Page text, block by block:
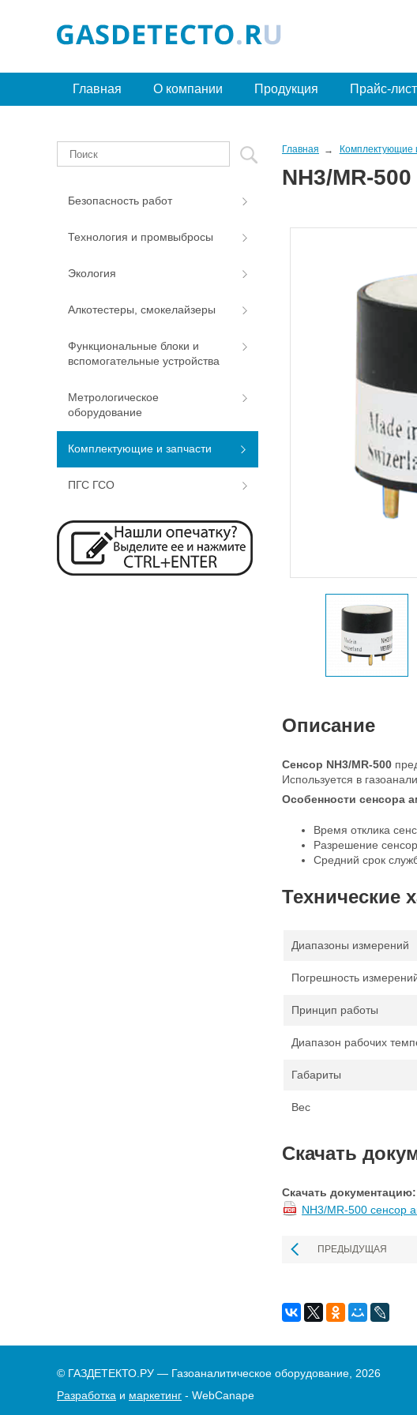
Главная О компании Продукция Прайс-лист
Главная Комплектующие
NH3/MR-
Описание
Сенсор NH3/MR-500
Используется в
Особенности сенсора
Время отклика
Разрешение
Средний срок
Технические
Диапазоны измерений
Погрешность
Принцип работы
Диапазон рабочих
Габариты
Вес
Скачать
Скачать документацию:
NH3/MR-500 сенсор
ПРЕДЫДУЩАЯ
Безопасность работ
Технология и промвыбросы
Экология
Алкотестеры, смокелайзеры
Функциональные блоки и
вспомогательные устройства
Метрологическое
оборудование
Комплектующие и запчасти
ПГС ГСО
© ГАЗДЕТЕКТО.РУ — Газоаналитическое оборудование, 2026
Разработка и маркетинг - WebCanape